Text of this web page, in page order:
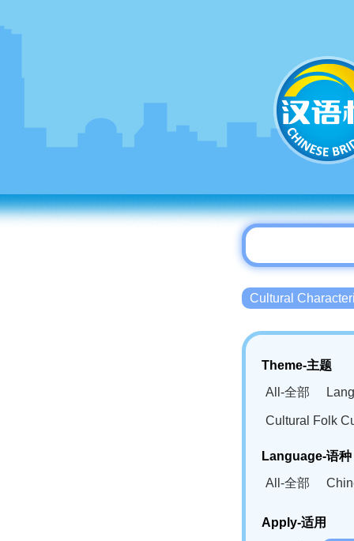
Cultural
Theme-主题
All-全部
Cultural Folk
Language-语种
All-全部
Bahasa
Apply-适用